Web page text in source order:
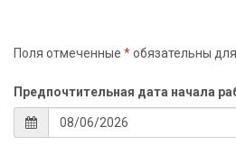
Поля отмеченные *обязательны
Предпочтительная дата начала